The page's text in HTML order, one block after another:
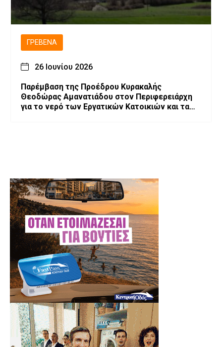
ΓΡΕΒΕΝΆ
26 Ιουνίου 2026
Παρέμβαση της Προέδρου Κυρακαλής
Θεοδώρας Αμανατιάδου στον Περιφερειάρχη
για το νερό των Εργατικών Κατοικιών και τα